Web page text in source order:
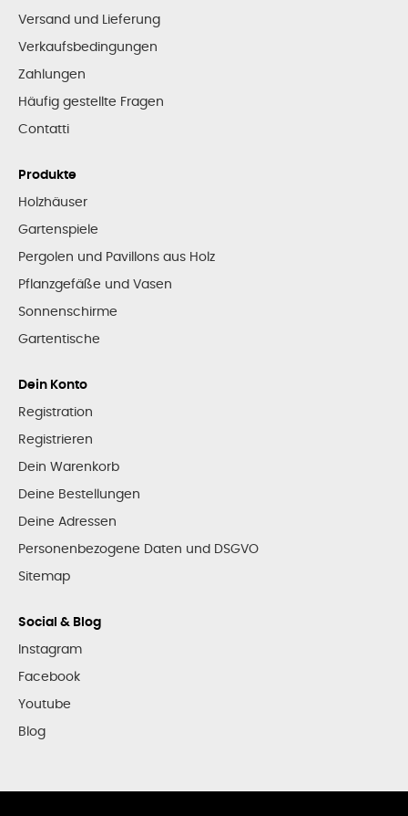
Versand und Lieferung
Verkaufsbedingungen
Zahlungen
Häufig gestellte Fragen
Contatti
Produkte
Holzhäuser
Gartenspiele
Pergolen und Pavillons aus Holz
Pflanzgefäße und Vasen
Sonnenschirme
Gartentische
Dein Konto
Registration
Registrieren
Dein Warenkorb
Deine Bestellungen
Deine Adressen
Personenbezogene Daten und DSGVO
Sitemap
Social & Blog
Instagram
Facebook
Youtube
Blog